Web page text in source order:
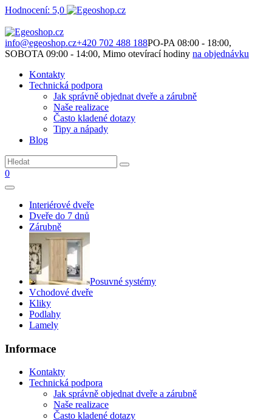
Hodnocení: 5,0
info@egeoshop.cz+420 702 488 188PO-PA 08:00 - 18:00,
SOBOTA 09:00 - 14:00, Mimo otevírací hodiny na objednávku
Kontakty
Technická podpora
Jak správně objednat dveře a zárubně
Naše realizace
Často kladené dotazy
Tipy a nápady
Blog
0
Interiérové dveře
Dveře do 7 dnů
Zárubně
Posuvné systémy
Vchodové dveře
Kliky
Podlahy
Lamely
Informace
Kontakty
Technická podpora
Jak správně objednat dveře a zárubně
Naše realizace
Často kladené dotazy